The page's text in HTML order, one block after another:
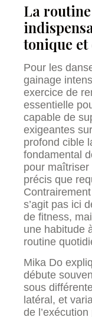
La
tonique et
Pour les
gainage
exercice de
essentielle
capable de
exigeantes
profond cible
fondamental
pour
précis que
s’agit pas ici
de fitness,
une habitude
routine
Mika Do
débute
sous
latéral, et
de